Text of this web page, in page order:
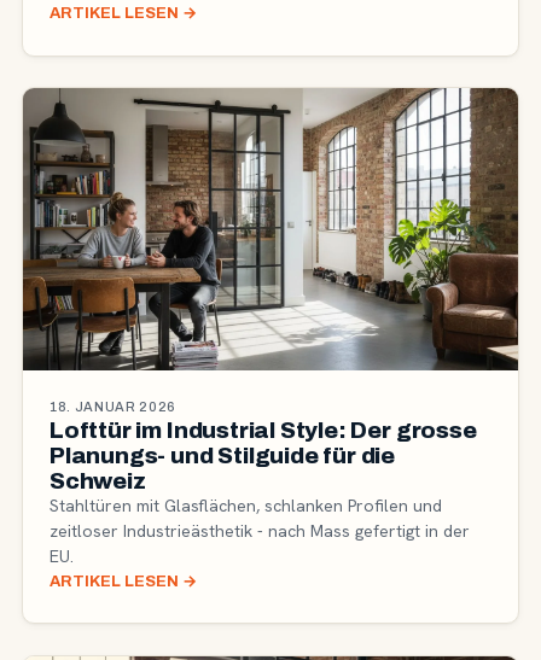
ARTIKEL LESEN →
18. JANUAR 2026
Lofttür im Industrial Style: Der grosse
Planungs- und Stilguide für die
Schweiz
Stahltüren mit Glasflächen, schlanken Profilen und
zeitloser Industrieästhetik - nach Mass gefertigt in der
EU.
ARTIKEL LESEN →